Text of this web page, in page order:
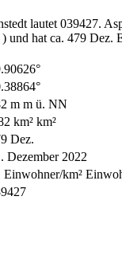
lautet 039427.
und hat ca. 479 Dez.
m m ü. NN
km² km²
Dez.
Dezember 2022
Einwohner/km²